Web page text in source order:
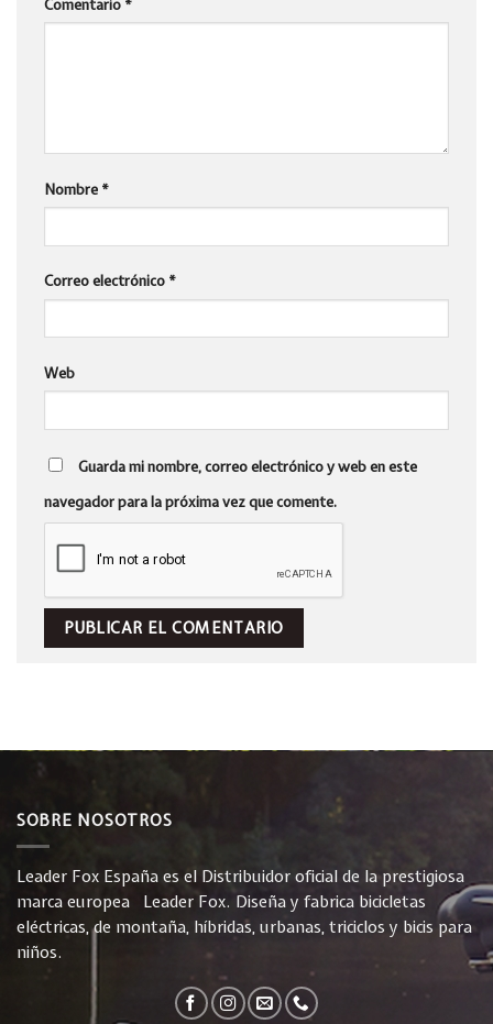
Nombre *
Correo electrónico *
Web
Guarda mi nombre, correo electrónico y web en este
navegador para la próxima vez que comente.
SOBRE NOSOTROS
Leader Fox España es el Distribuidor oficial de la prestigiosa
marca europea Leader Fox. Diseña y fabrica bicicletas
eléctricas, de montaña, híbridas, urbanas, triciclos y bicis para
niños.